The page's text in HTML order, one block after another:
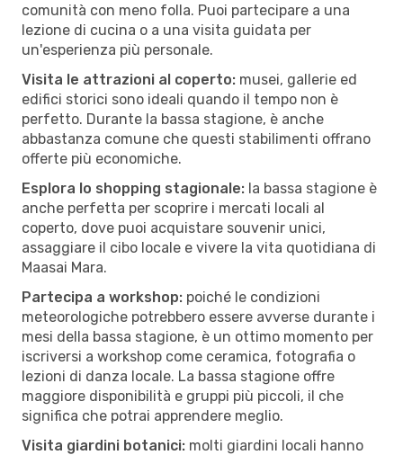
comunità con meno folla. Puoi partecipare a una
lezione di cucina o a una visita guidata per
un'esperienza più personale.
Visita le attrazioni al coperto: musei, gallerie ed
edifici storici sono ideali quando il tempo non è
perfetto. Durante la bassa stagione, è anche
abbastanza comune che questi stabilimenti offrano
offerte più economiche.
Esplora lo shopping stagionale: la bassa stagione è
anche perfetta per scoprire i mercati locali al
coperto, dove puoi acquistare souvenir unici,
assaggiare il cibo locale e vivere la vita quotidiana di
Maasai Mara.
Partecipa a workshop: poiché le condizioni
meteorologiche potrebbero essere avverse durante i
mesi della bassa stagione, è un ottimo momento per
iscriversi a workshop come ceramica, fotografia o
lezioni di danza locale. La bassa stagione offre
maggiore disponibilità e gruppi più piccoli, il che
significa che potrai apprendere meglio.
Visita giardini botanici: molti giardini locali hanno